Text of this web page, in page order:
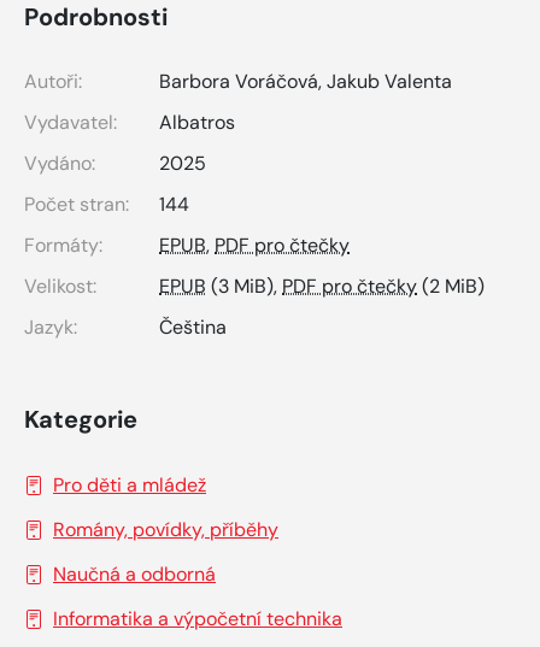
Podrobnosti
Autoři: Barbora Voráčová,Jakub Valenta
Vydavatel:
Albatros
Vydáno:
2025
Počet stran:
144
Formáty:
EPUB,PDF pro čtečky
Velikost:
EPUB (3 MiB),PDF pro čtečky(2 MiB)
Jazyk:
Čeština
Kategorie
Pro děti a mládež
Romány, povídky, příběhy
Naučná a odborná
Informatika a výpočetní technika